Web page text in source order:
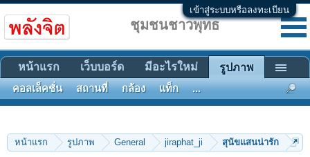
เข้าสู่ระบบหรือลงทะเบียน
หน้าแรก รูปภาพ General jiraphat_ji สุนัขแสนน่ารัก
ชุมชนชาวพุทธ
หน้าแรก เว็บบอร์ด มีอะไรใหม่ รูปภาพ
คอลเล็คชั่น สถานที่ กล้อง แท็ก ...